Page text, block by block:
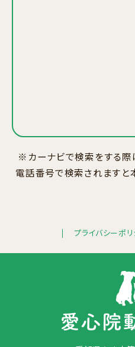
※カーナビで検索をする際
電話番号で検索されますと
プライバシーポリ